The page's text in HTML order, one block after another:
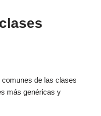
de las clases
más genéricas y